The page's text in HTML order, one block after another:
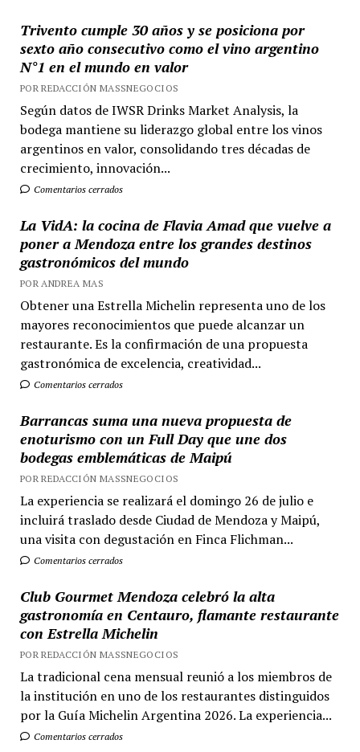
Trivento cumple 30 años y se posiciona por
sexto año consecutivo como el vino argentino
N°1 en el mundo en valor
POR REDACCIÓN MASSNEGOCIOS
Según datos de IWSR Drinks Market Analysis, la
bodega mantiene su liderazgo global entre los vinos
argentinos en valor, consolidando tres décadas de
crecimiento, innovación...
Comentarios cerrados
La VidA: la cocina de Flavia Amad que vuelve a
poner a Mendoza entre los grandes destinos
gastronómicos del mundo
POR ANDREA MAS
Obtener una Estrella Michelin representa uno de los
mayores reconocimientos que puede alcanzar un
restaurante. Es la confirmación de una propuesta
gastronómica de excelencia, creatividad...
Comentarios cerrados
Barrancas suma una nueva propuesta de
enoturismo con un Full Day que une dos
bodegas emblemáticas de Maipú
POR REDACCIÓN MASSNEGOCIOS
La experiencia se realizará el domingo 26 de julio e
incluirá traslado desde Ciudad de Mendoza y Maipú,
una visita con degustación en Finca Flichman...
Comentarios cerrados
Club Gourmet Mendoza celebró la alta
gastronomía en Centauro, flamante restaurante
con Estrella Michelin
POR REDACCIÓN MASSNEGOCIOS
La tradicional cena mensual reunió a los miembros de
la institución en uno de los restaurantes distinguidos
por la Guía Michelin Argentina 2026. La experiencia...
Comentarios cerrados